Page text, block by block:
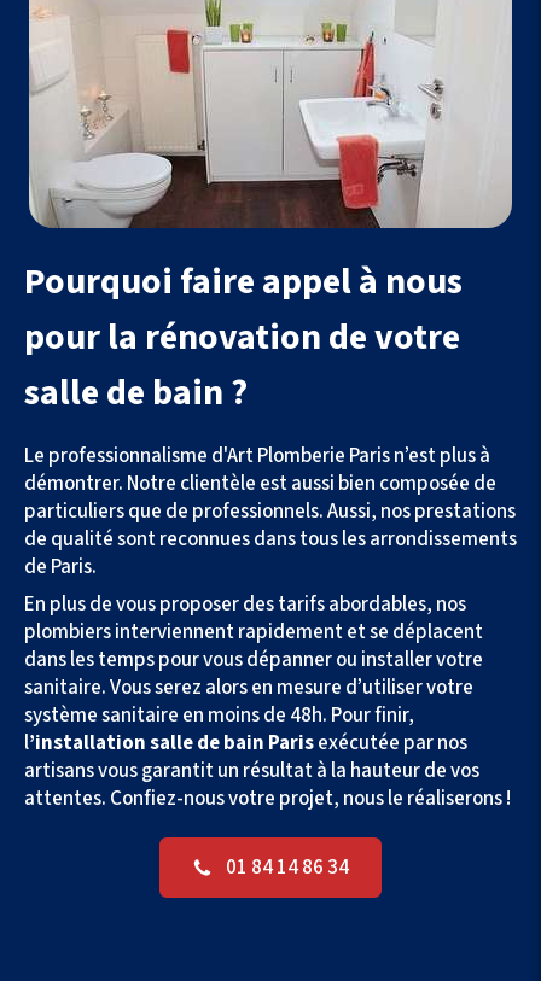
Pourquoi faire appel à nous
pour la rénovation de votre
salle de bain ?
Le professionnalisme d'Art Plomberie Paris n’est plus à
démontrer. Notre clientèle est aussi bien composée de
particuliers que de professionnels. Aussi, nos prestations
de qualité sont reconnues dans tous les arrondissements
de Paris.
En plus de vous proposer des tarifs abordables, nos
plombiers interviennent rapidement et se déplacent
dans les temps pour vous dépanner ou installer votre
sanitaire. Vous serez alors en mesure d’utiliser votre
système sanitaire en moins de 48h. Pour finir,
l’installation salle de bain Parisexécutée par nos
artisans vous garantit un résultat à la hauteur de vos
attentes. Confiez-nous votre projet, nous le réaliserons !
01 84 14 86 34